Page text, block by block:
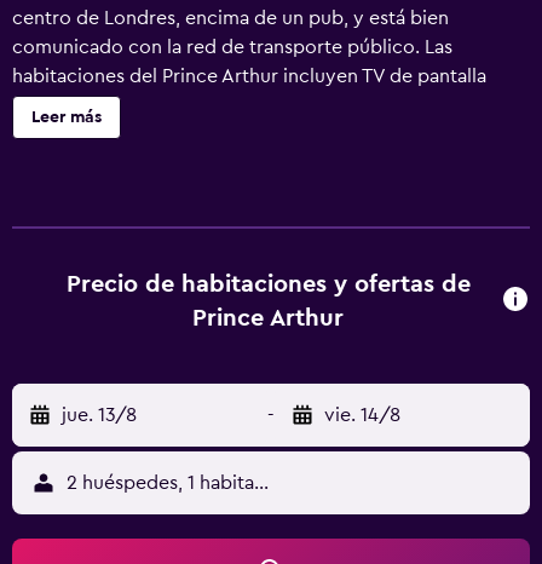
centro de Londres, encima de un pub, y está bien
comunicado con la red de transporte público. Las
habitaciones del Prince Arthur incluyen TV de pantalla
plana, WiFi gratuita, nevera, TV y set de té y café. El
establecimiento alberga un bonito bar restaurante en la
minutos a pie, mientras que Kings Cross y la terminal
Eurostar de St Pancras se hallan a 10 minutos, también a
Tussauds quedan a 15 minutos en transporte público,
mientras que el mercado de Camden, Regents Park y el
Museo Británico se encuentran a menos de 20 minutos a
pie.
Leer más
Precio de habitaciones y ofertas de
Prince Arthur
jue. 13/8 - vie. 14/8
2 huéspedes, 1 habitación